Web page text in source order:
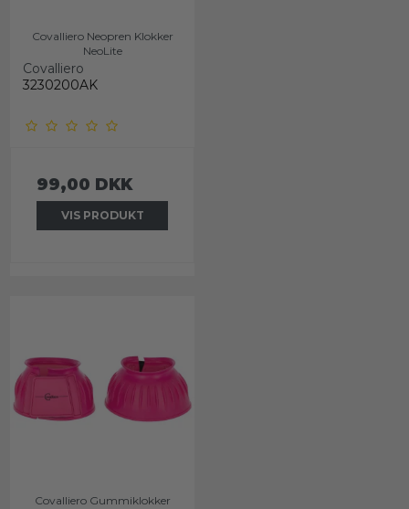
Covalliero Neopren Klokker
NeoLite
Covalliero
3230200AK
99,00 DKK
VIS PRODUKT
Covalliero Gummiklokker